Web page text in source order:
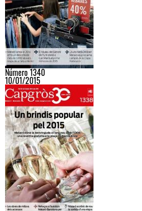
Número 1340
10/01/2015